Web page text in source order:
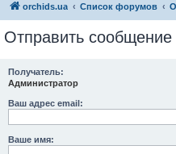
orchids.ua Список форумов
Отправить
Получатель:
Администратор
Ваш адрес email:
Ваше имя: